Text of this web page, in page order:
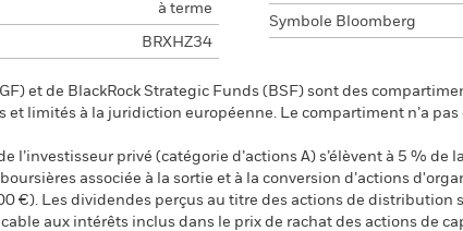
à terme
BRXHZ34
Symbole Bloomberg
et de BlackRock Strategic Funds (BSF) sont des
et limités à la juridiction européenne. Le compartiment n’a
l’investisseur privé (catégorie d’actions A) s’élèvent à 5 % de
associée à la sortie et à la conversion d’actions
€). Les dividendes perçus au titre des actions de distribution
aux intérêts inclus dans le prix de rachat des actions de